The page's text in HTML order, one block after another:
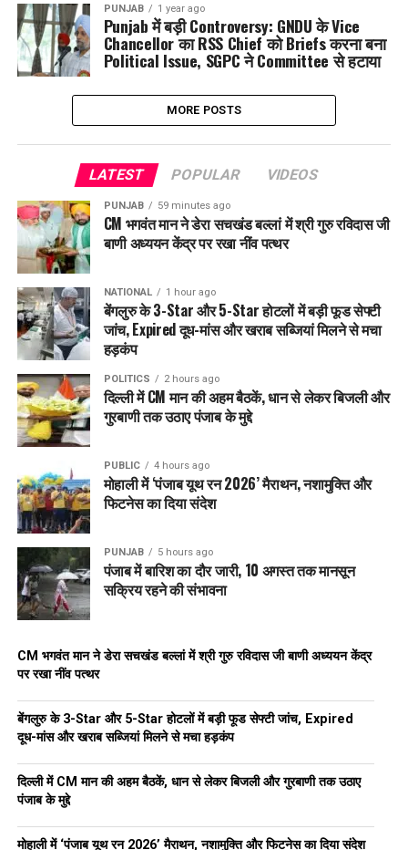
PUNJAB 1 year ago
Punjab में बड़ी Controversy: GNDU के Vice
Chancellor का RSS Chief को Briefs करना बना
Political Issue, SGPC ने Committee से हटाया
MORE POSTS
LATEST POPULAR VIDEOS
PUNJAB 59 minutes ago
CM भगवंत मान ने डेरा सचखंड बल्लां में श्री गुरु रविदास जी
बाणी अध्ययन केंद्र पर रखा नींव पत्थर
NATIONAL 1 hour ago
बेंगलुरु के 3-Star और 5-Star होटलों में बड़ी फूड सेफ्टी
जांच, Expired दूध-मांस और खराब सब्जियां मिलने से मचा
हड़कंप
POLITICS 2 hours ago
दिल्ली में CM मान की अहम बैठकें, धान से लेकर बिजली और
गुरबाणी तक उठाए पंजाब के मुद्दे
PUBLIC 4 hours ago
मोहाली में ‘पंजाब यूथ रन 2026’ मैराथन, नशामुक्ति और
फिटनेस का दिया संदेश
PUNJAB 5 hours ago
पंजाब में बारिश का दौर जारी, 10 अगस्त तक मानसून
सक्रिय रहने की संभावना
CM भगवंत मान ने डेरा सचखंड बल्लां में श्री गुरु रविदास जी बाणी अध्ययन केंद्र
पर रखा नींव पत्थर
बेंगलुरु के 3-Star और 5-Star होटलों में बड़ी फूड सेफ्टी जांच, Expired
दूध-मांस और खराब सब्जियां मिलने से मचा हड़कंप
दिल्ली में CM मान की अहम बैठकें, धान से लेकर बिजली और गुरबाणी तक उठाए
पंजाब के मुद्दे
मोहाली में ‘पंजाब यूथ रन 2026’ मैराथन, नशामुक्ति और फिटनेस का दिया संदेश